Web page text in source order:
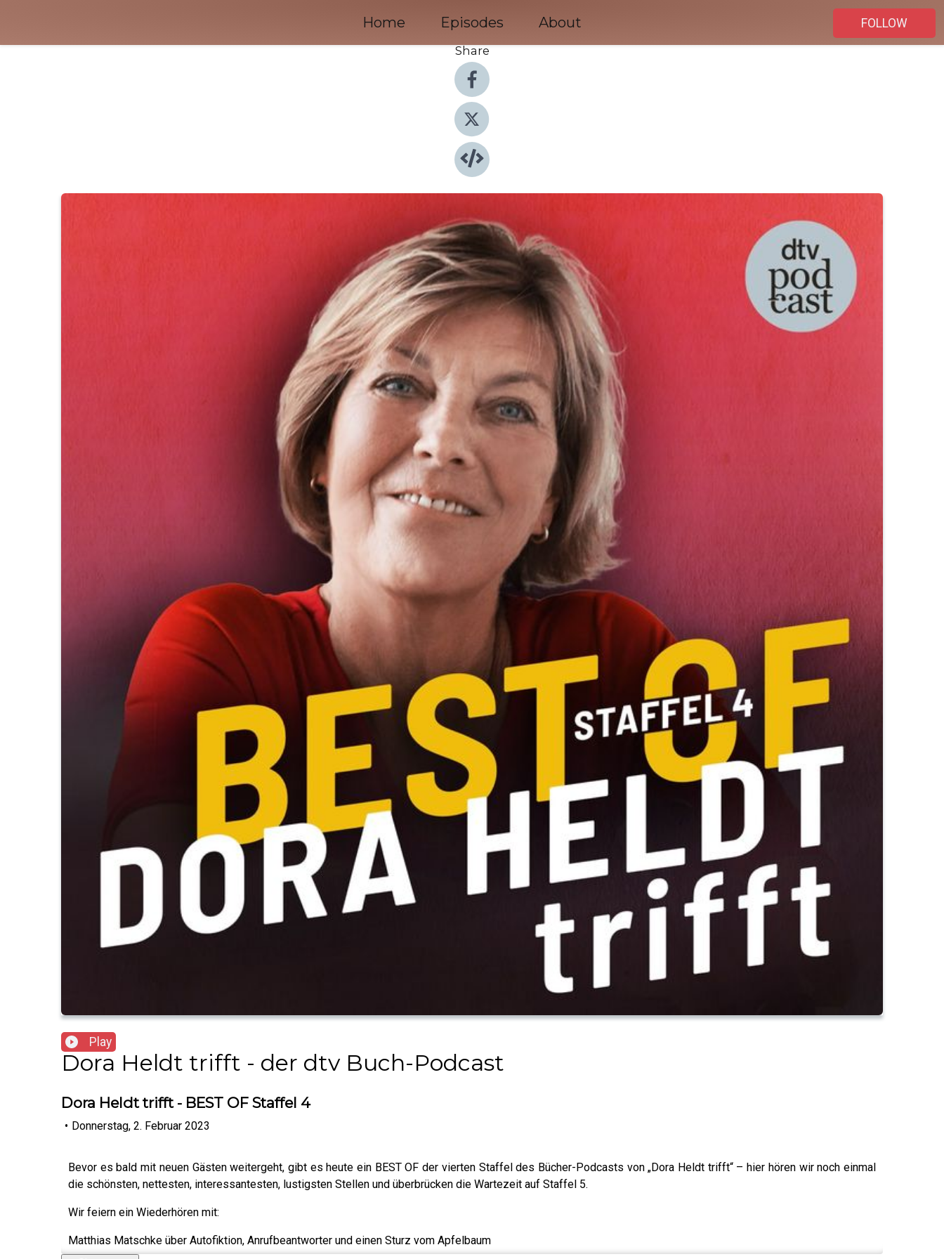
Home Episodes About
FOLLOW
Share
Play
Dora Heldt trifft - der dtv Buch-Podcast
Dora Heldt trifft - BEST OF Staffel 4
• Donnerstag, 2. Februar 2023
Bevor es bald mit neuen Gästen weitergeht, gibt es heute ein BEST OF der vierten Staffel des Bücher-Podcasts von „Dora Heldt trifft“ – hier hören wir noch einmal
die schönsten, nettesten, interessantesten, lustigsten Stellen und überbrücken die Wartezeit auf Staffel 5.
Wir feiern ein Wiederhören mit:
Matthias Matschke über Autofiktion, Anrufbeantworter und einen Sturz vom Apfelbaum